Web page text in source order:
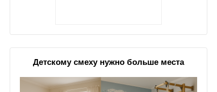
Детскому смеху нужно больше места